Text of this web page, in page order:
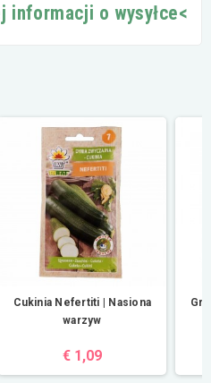
informacji o wysyłce<
Cukinia Nefertiti | Nasiona
warzyw
€ 1,09